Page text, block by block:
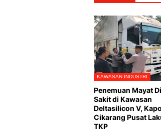
KAWASAN INDUSTRI
Penemuan Mayat
Sakit di Kawasan
Deltasilicon V,
Cikarang Pusat
TKP